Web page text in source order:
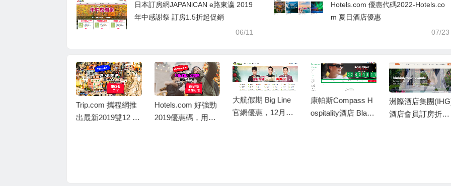
日本訂房網JAPANiCAN e路東瀛 2019
年中感謝祭 訂房1.5折起促銷
06/11
Hotels.com 優惠代碼2022-Hotels.co
m 夏日酒店優惠
07/23
Trip.com 攜程網推
出最新2019雙12 酒
Hotels.com 好強勁
2019優惠碼，用銀
大航假期 Big Line
官網優惠，12月逢
康帕斯Compass H
ospitality酒店 Black
洲際酒店集團(IHG)
酒店會員訂房折扣,